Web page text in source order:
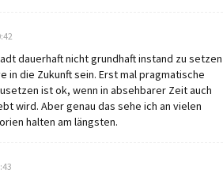
dauerhaft nicht grundhaft instand zu setzen
in die Zukunft sein. Erst mal pragmatische
ist ok, wenn in absehbarer Zeit auch
wird. Aber genau das sehe ich an vielen
halten am längsten.